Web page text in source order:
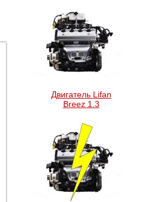
Двигатель Lifan
Breez 1.3